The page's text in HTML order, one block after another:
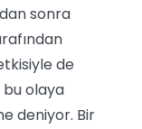
sonra
de
bu olaya
deniyor. Bir